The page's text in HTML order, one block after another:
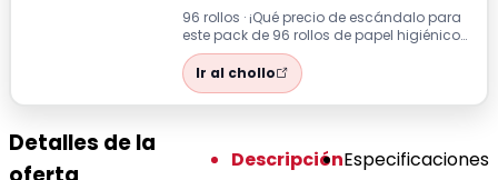
96 rollos · ¡Qué precio de escándalo para
este pack de 96 rollos de papel higiénico
de marca Scottex! Por un precio r...
Ir al chollo
Detalles de la
DescripciónEspecificaciones